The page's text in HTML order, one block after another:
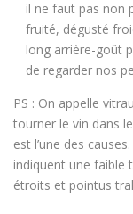
il ne faut pas non
fruité, dégusté
long arrière-goût
de regarder nos
PS : On appelle
tourner le vin dans
est l’une des
indiquent une faible
étroits et pointus